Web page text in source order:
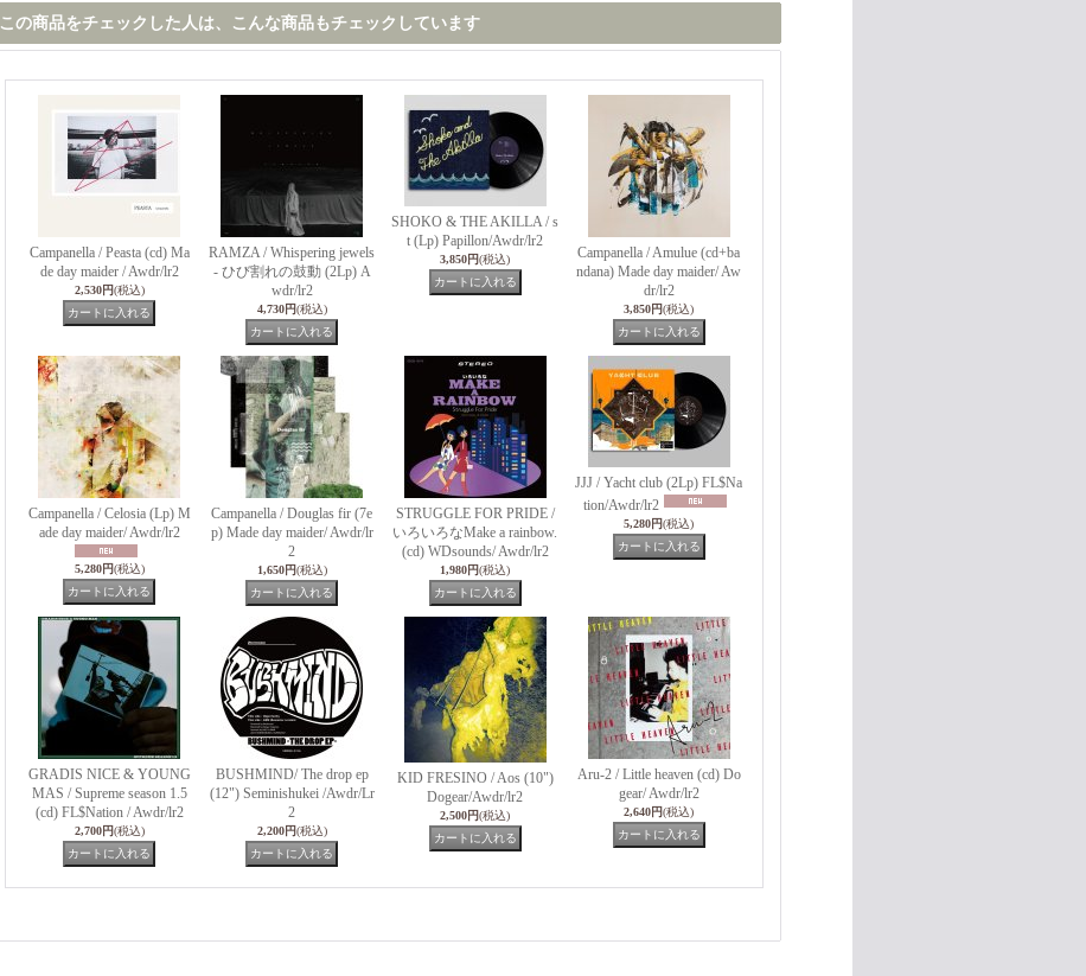
この商品をチェックした人は、こんな商品もチェックしています
Campanella / Peasta (cd) Ma
de day maider / Awdr/lr2
2,530円(税込)
RAMZA / Whispering jewels
- ひび割れの鼓動 (2Lp) A
wdr/lr2
4,730円(税込)
SHOKO & THE AKILLA / s
t (Lp) Papillon/Awdr/lr2
3,850円(税込)
Campanella / Amulue (cd+ba
ndana) Made day maider/ Aw
dr/lr2
3,850円(税込)
Campanella / Celosia (Lp) M
ade day maider/ Awdr/lr2
5,280円(税込)
Campanella / Douglas fir (7e
p) Made day maider/ Awdr/lr
2
1,650円(税込)
STRUGGLE FOR PRIDE /
いろいろなMake a rainbow.
(cd) WDsounds/ Awdr/lr2
1,980円(税込)
JJJ / Yacht club (2Lp) FL$Na
tion/Awdr/lr2
5,280円(税込)
GRADIS NICE & YOUNG
MAS / Supreme season 1.5
(cd) FL$Nation / Awdr/lr2
2,700円(税込)
BUSHMIND/ The drop ep
(12") Seminishukei /Awdr/Lr
2
2,200円(税込)
KID FRESINO / Aos (10")
Dogear/Awdr/lr2
2,500円(税込)
Aru-2 / Little heaven (cd) Do
gear/ Awdr/lr2
2,640円(税込)